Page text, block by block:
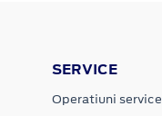
SERVICE
Operatiuni service